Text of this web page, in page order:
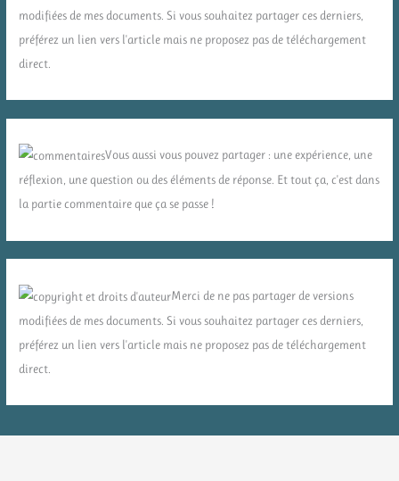
modifiées de mes documents. Si vous souhaitez partager ces derniers,
préférez un lien vers l'article mais ne proposez pas de téléchargement
direct.
Vous aussi vous pouvez partager : une expérience, une
réflexion, une question ou des éléments de réponse. Et tout ça, c'est dans
la partie commentaire que ça se passe !
Merci de ne pas partager de versions
modifiées de mes documents. Si vous souhaitez partager ces derniers,
préférez un lien vers l'article mais ne proposez pas de téléchargement
direct.